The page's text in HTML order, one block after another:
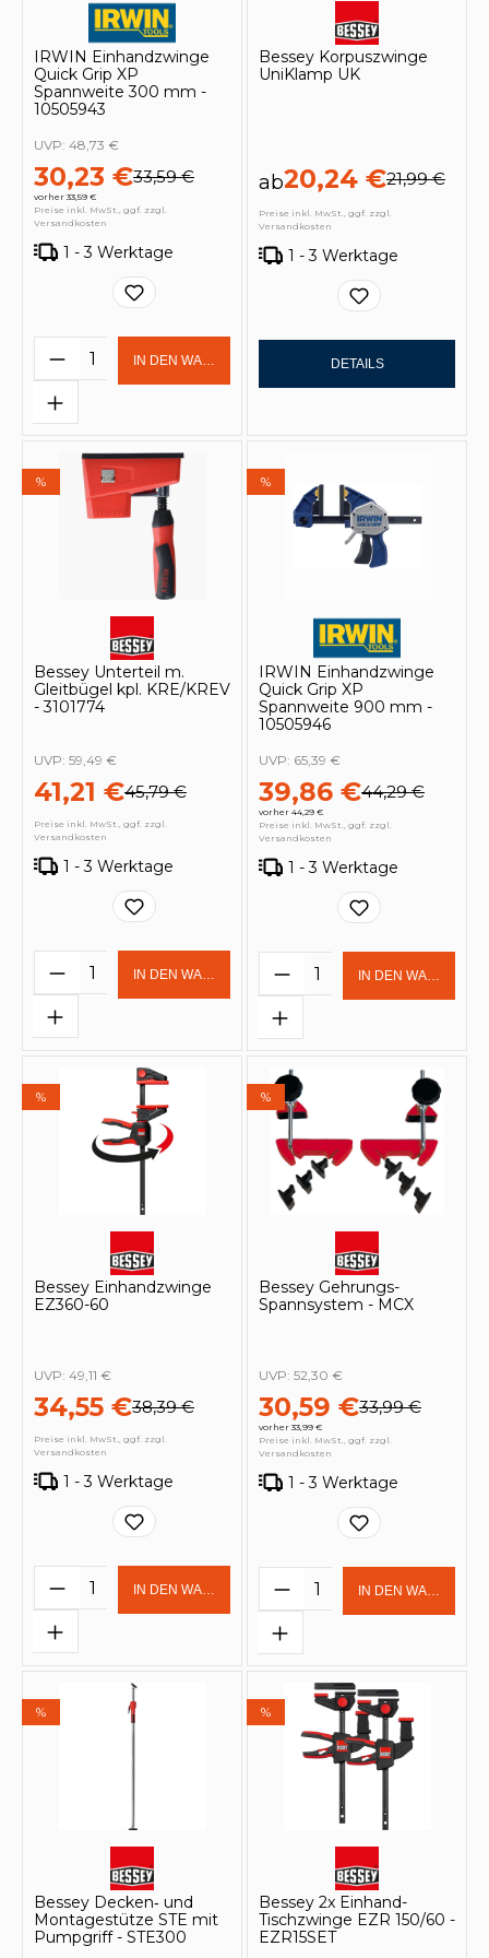
IRWIN Einhandzwinge
Quick Grip XP
Spannweite 300 mm -
10505943
30,23 €33,59 €
vorher 33,59 €
UVP: 48,73 €
Preise inkl. MwSt., ggf. zzgl.
Versandkosten
1 - 3 Werktage
Produkt Anzahl: Gib den
IN DEN WARENKORB
Bessey Korpuszwinge
UniKlamp UK
ab20,24 €21,99 €
Preise inkl. MwSt., ggf. zzgl.
Versandkosten
1 - 3 Werktage
DETAILS
%
Bessey Unterteil m.
Gleitbügel kpl. KRE/KREV
- 3101774
41,21 €45,79 €
UVP: 59,49 €
Preise inkl. MwSt., ggf. zzgl.
Versandkosten
1 - 3 Werktage
Produkt Anzahl: Gib den
IN DEN WARENKORB
%
IRWIN Einhandzwinge
Quick Grip XP
Spannweite 900 mm -
10505946
39,86 €44,29 €
vorher 44,29 €
UVP: 65,39 €
Preise inkl. MwSt., ggf. zzgl.
Versandkosten
1 - 3 Werktage
Produkt Anzahl:
IN DEN
%
Bessey Einhandzwinge
EZ360-60
34,55 €38,39 €
UVP: 49,11 €
Preise inkl. MwSt., ggf. zzgl.
Versandkosten
1 - 3 Werktage
Produkt Anzahl: Gib den
IN DEN WARENKORB
%
Bessey Gehrungs-
Spannsystem - MCX
30,59 €33,99 €
vorher 33,99 €
UVP: 52,30 €
Preise inkl. MwSt., ggf. zzgl.
Versandkosten
1 - 3 Werktage
Produkt Anzahl:
IN DEN
%
Bessey Decken‑ und
Montagestütze STE mit
Pumpgriff - STE300
%
Bessey 2x Einhand-
Tischzwinge EZR 150/60 -
EZR15SET